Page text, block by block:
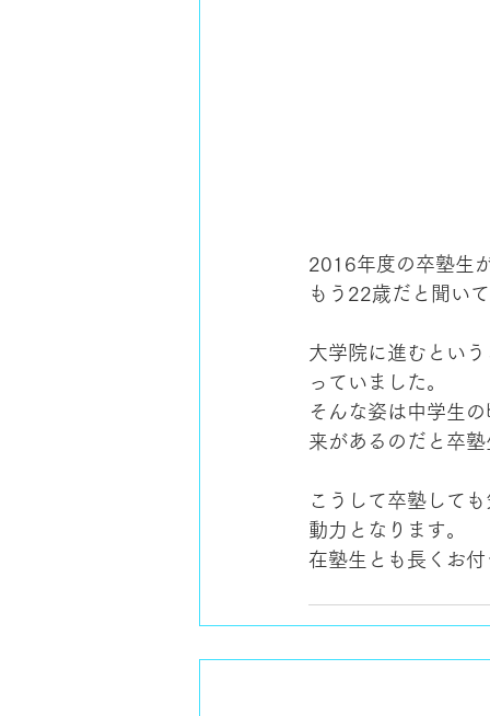
2016年度の卒塾生
もう22歳だと聞い
大学院に進むとい
っていました。
そんな姿は中学生
来があるのだと卒
こうして卒塾して
動力となります。
在塾生とも長くお